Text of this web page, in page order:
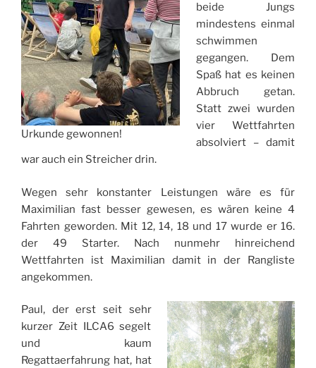
Urkunde gewonnen!
beide Jungs
mindestens einmal
schwimmen
gegangen. Dem
Spaß hat es keinen
Abbruch getan.
Statt zwei wurden
vier Wettfahrten
absolviert – damit
war auch ein Streicher drin.
Wegen sehr konstanter Leistungen wäre es für
Maximilian fast besser gewesen, es wären keine 4
Fahrten geworden. Mit 12, 14, 18 und 17 wurde er 16.
der 49 Starter. Nach nunmehr hinreichend
Wettfahrten ist Maximilian damit in der Rangliste
angekommen.
Paul, der erst seit sehr
kurzer Zeit ILCA6 segelt
und kaum
Regattaerfahrung hat, hat